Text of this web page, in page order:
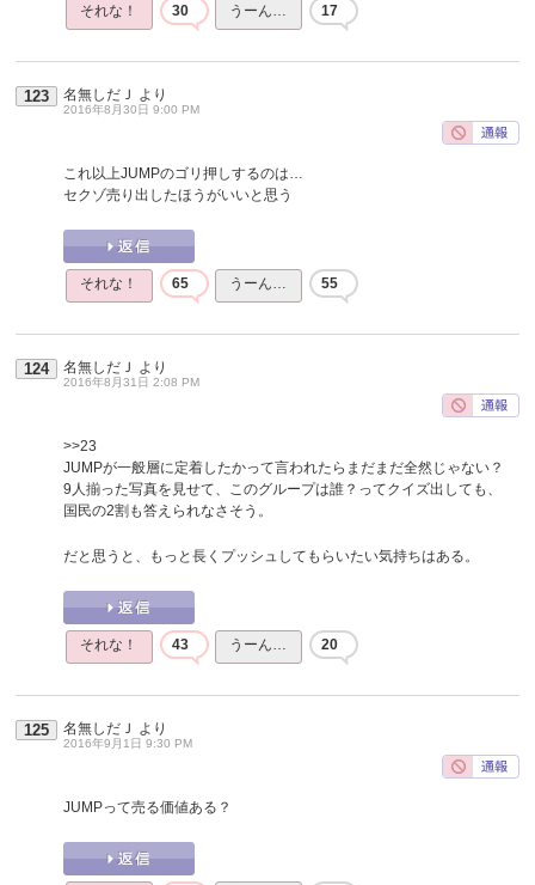
それな！ 30 うーん… 17
123 名無しだＪ より
2016年8月30日 9:00 PM
これ以上JUMPのゴリ押しするのは…
セクゾ売り出したほうがいいと思う
それな！ 65 うーん… 55
124 名無しだＪ より
2016年8月31日 2:08 PM
>>23
JUMPが一般層に定着したかって言われたらまだまだ全然じゃない？
9人揃った写真を見せて、このグループは誰？ってクイズ出しても、
国民の2割も答えられなさそう。
だと思うと、もっと長くプッシュしてもらいたい気持ちはある。
それな！ 43 うーん… 20
125 名無しだＪ より
2016年9月1日 9:30 PM
JUMPって売る価値ある？